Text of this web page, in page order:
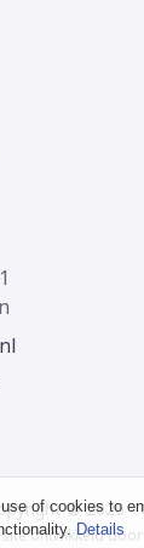
© 2026 -
ontwikkeld door
of cookies to
Details